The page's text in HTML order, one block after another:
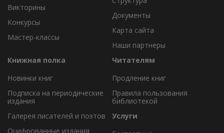
Викторины
Конкурсы
Мастер-классы
Документы
Карта сайта
Наши партнеры
Книжная полка
Новинки книг
Подписка на периодические
издания
Галерея писателей и поэтов
Оцифрованные издания
Читателям
Продление книг
Правила пользования
библиотекой
Услуги